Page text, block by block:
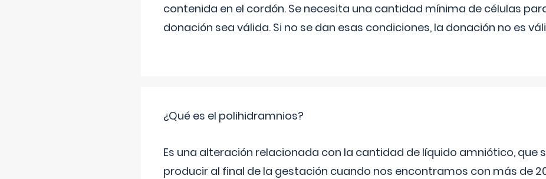
contenida en el cordón. Se necesita una cantidad mínima de células
donación sea válida. Si no se dan esas condiciones, la donación no es
¿Qué es el polihidramnios?
Es una alteración relacionada con la cantidad de líquido amniótico, que
producir al final de la gestación cuando nos encontramos con más de